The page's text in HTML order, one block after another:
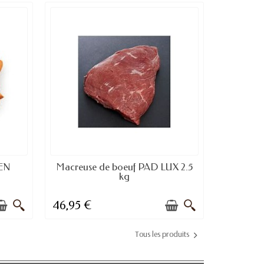
DISPONIBLE À LA COMMANDE
Macreuse de boeuf PAD LUX 2.5
kg
46,95 €
Tous les produits